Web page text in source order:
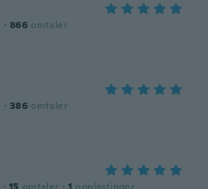
· 866 omtaler
· 386 omtaler